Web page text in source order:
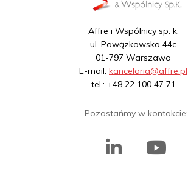
Affre i Wspólnicy sp. k.
ul. Powązkowska 44c
01-797 Warszawa
E-mail: kancelaria@affre.pl
tel.: +48 22 100 47 71
Pozostańmy w kontakcie: